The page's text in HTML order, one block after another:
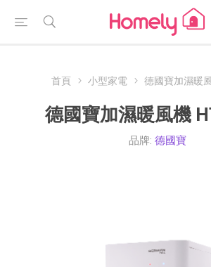
首頁 小型家電 德國寶加濕暖
德國寶加濕暖風機
品牌: 德國寶